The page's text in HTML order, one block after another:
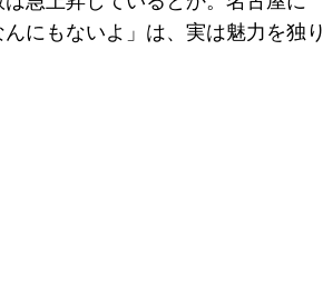
にもないよ」は、実は魅力を独り